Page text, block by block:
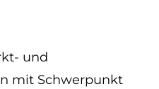
und
mit Schwerpunkt